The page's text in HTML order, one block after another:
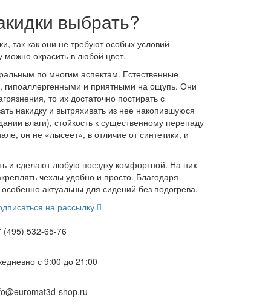
выбрать?
так как они не требуют особых условий
можно окрасить в любой цвет.
по многим аспектам. Естественные
гипоаллергенными и приятными на ощупь. Они
то их достаточно постирать с
накидку и вытряхивать из нее накопившуюся
влаги), стойкость к существенному перепаду
он не «лысеет», в отличие от синтетики, и
и сделают любую поездку комфортной. На них
чехлы удобно и просто. Благодаря
актуальны для сидений без подогрева.
на рассылку
(495) 532-65-76
с 9:00 до 21:00
shop.ru